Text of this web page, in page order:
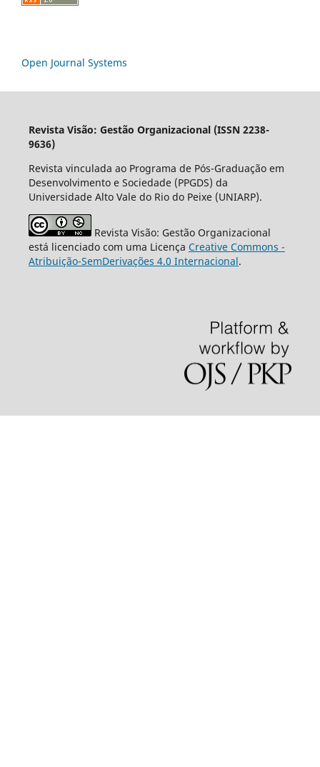
Open Journal Systems
Revista Visão: Gestão Organizacional (ISSN 2238-
9636)
Revista vinculada ao Programa de Pós-Graduação em
Desenvolvimento e Sociedade (PPGDS) da
Universidade Alto Vale do Rio do Peixe (UNIARP).
Revista Visão: Gestão Organizacional
está licenciado com uma Licença Creative Commons -
Atribuição-SemDerivações 4.0 Internacional.